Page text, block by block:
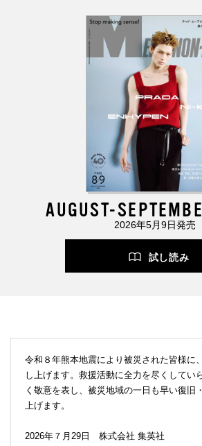
AUGUST-
2026年5月9日発売
試し読み
令和８年熊本地震により被災された皆様に
し上げます。救援活動に全力を尽くしてい
く敬意を表し、被災地域の一日も早い復旧
上げます。
2026年７月29日 株式会社 集英社